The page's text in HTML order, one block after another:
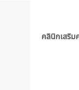
คลินิกเสริม